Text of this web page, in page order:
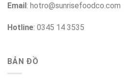
Email: hotro@sunrisefoodco.com
Hotline: 0345 14 3535
BẢN ĐỒ